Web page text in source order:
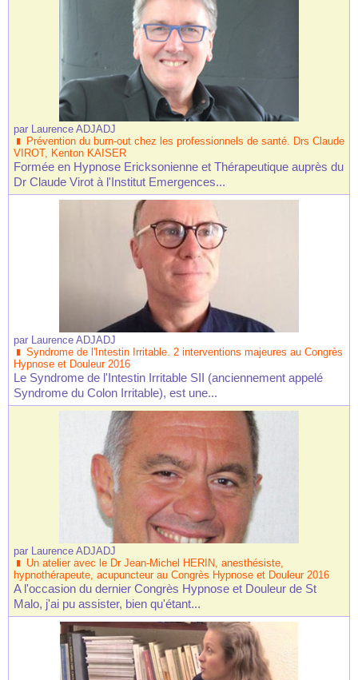
par Laurence ADJADJ
Prévention du burn-out chez les professionnels de santé. Drs Claude
VIROT, Kenton KAISER
Formée en Hypnose Ericksonienne et Thérapeutique auprès du
Dr Claude Virot à l'Institut Emergences...
par Laurence ADJADJ
Syndrome de l'Intestin Irritable. 2 interventions majeures au Congrès
Hypnose et Douleur 2016
Le Syndrome de l'Intestin Irritable SII (anciennement appelé
Syndrome du Colon Irritable), est une...
par Laurence ADJADJ
Un atelier avec le Dr Jean-Michel HERIN, anesthésiste,
hypnothérapeute, acupuncteur au Congrès Hypnose et Douleur 2016
A l'occasion du dernier Congrès Hypnose et Douleur de St
Malo, j'ai pu assister, bien qu'étant...